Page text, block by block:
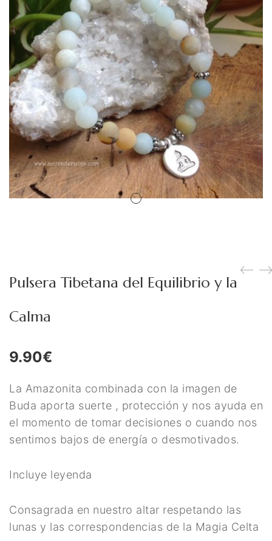
Amuletos Símbolos Celtas
Anillo Atlante
Aromaterapia
Atrapa sueños
Bolas de Cristal
Brujas de Artesanía
Cofre de los Deseos
Diosas Celtas
Figuras Diosas Celtas
Inciensos Mágicos
Libros y Agendas
Llamadores de Angeles,
Llaveros Mágicos
Mano de Fátima y Ojo
Turco
Pulsera Tibetana del Equilibrio y la
Calma
9.90€
La Amazonita combinada con la imagen de
Buda aporta suerte , protección y nos ayuda en
el momento de tomar decisiones o cuando nos
sentimos bajos de energía o desmotivados.
Incluye leyenda
Consagrada en nuestro altar respetando las
lunas y las correspondencias de la Magia Celta